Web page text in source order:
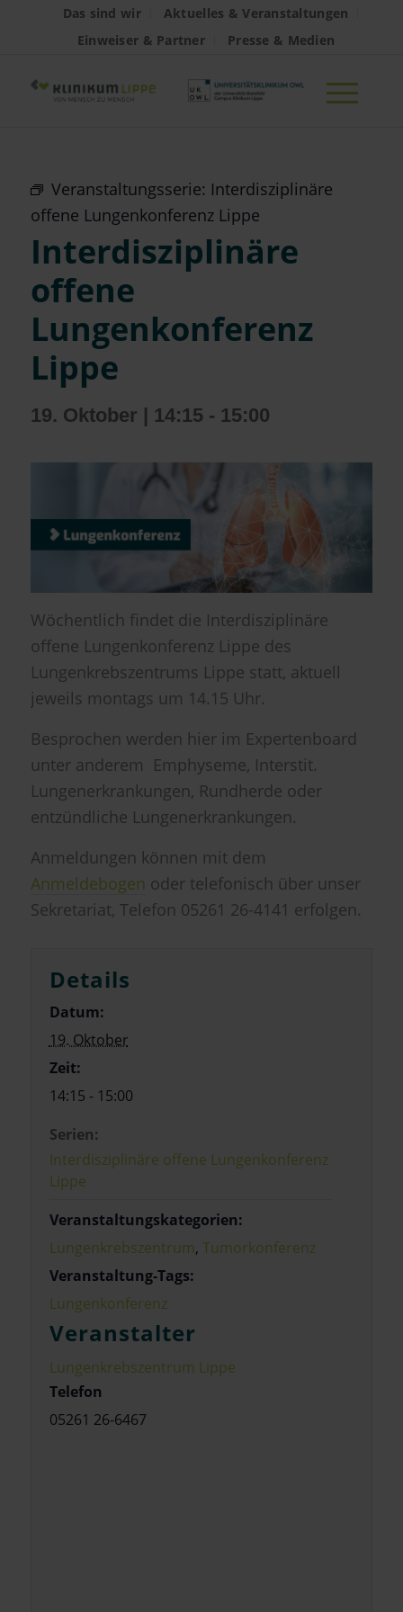
Das sind wir
Aktuelles & Veranstaltungen
Einweiser & Partner
Presse & Medien
Veranstaltungsserie: Interdisziplinäre
offene Lungenkonferenz Lippe
Interdisziplinäre
offene
Lungenkonferenz
Lippe
19. Oktober | 14:15 - 15:00
Wöchentlich findet die Interdisziplinäre
offene Lungenkonferenz Lippe des
Lungenkrebszentrums Lippe statt, aktuell
jeweils montags um 14.15 Uhr.
Besprochen werden hier im Expertenboard
unter anderem Emphyseme, Interstit.
Lungenerkrankungen, Rundherde oder
entzündliche Lungenerkrankungen.
Anmeldungen können mit dem
Anmeldebogen oder telefonisch über unser
Sekretariat, Telefon 05261 26-4141 erfolgen.
Details
Datum:
19. Oktober
Zeit:
14:15 - 15:00
Serien:
Interdisziplinäre offene Lungenkonferenz
Lippe
Veranstaltungskategorien:
Lungenkrebszentrum, Tumorkonferenz
Veranstaltung-Tags:
Lungenkonferenz
Veranstalter
Lungenkrebszentrum Lippe
Telefon
05261 26-6467